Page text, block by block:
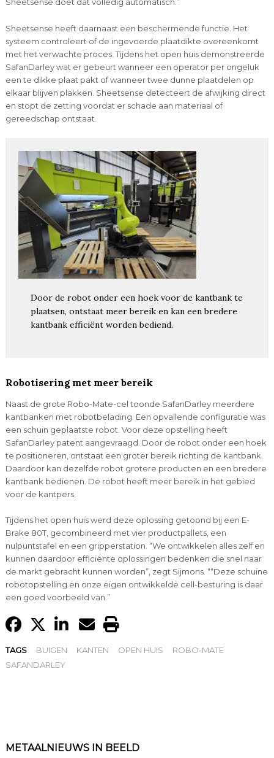
Sheetsense doet dat volledig automatisch.”
Sheetsense heeft daarnaast een beschermende functie. Het
systeem controleert of de ingevoerde plaatdikte overeenkomt
met het verwachte proces. Tijdens het open huis demonstreerde
SafanDarley wat er gebeurt wanneer een operator per ongeluk
een te dikke plaat pakt of wanneer twee dunne plaatdelen op
elkaar blijven plakken. Sheetsense detecteert de afwijking direct
en stopt de zetting voordat er schade aan materiaal of
gereedschap ontstaat.
Door de robot onder een hoek voor de kantbank te
plaatsen, ontstaat meer bereik en kan een bredere
kantbank efficiënt worden bediend.
Robotisering met meer bereik
Naast de grote Robo-Mate-cel toonde SafanDarley meerdere
kantbanken met robotbelading. Een opvallende configuratie was
een schuin geplaatste robot. Voor deze opstelling heeft
SafanDarley patent aangevraagd. Door de robot onder een hoek
te positioneren, ontstaat een groter bereik richting de kantbank.
Daardoor kan dezelfde robot grotere producten en een bredere
kantbank bedienen. De robot heeft meer bereik in het gebied
voor de kantpers.
Tijdens het open huis werd deze oplossing getoond bij een E-
Brake 80T, gecombineerd met vier productpallets, een
nulpuntstafel en een gripperstation. “We ontwikkelen alles zelf en
kunnen daardoor efficiënte oplossingen bedenken die snel naar
de markt gebracht kunnen worden”, zegt Sijmons. ““Deze schuine
robotopstelling en onze eigen ontwikkelde cell-besturing is daar
een goed voorbeeld van.”
TAGS BUIGEN KANTEN OPEN HUIS
ROBO-MATE
SAFANDARLEY
METAALNIEUWS IN BEELD